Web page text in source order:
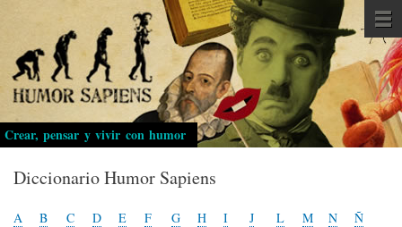
Pasar
al
contenido
principal
Crear, pensar y vivir con humor
Diccionario Humor Sapiens
A B C D E F G H I J L M N
Ñ